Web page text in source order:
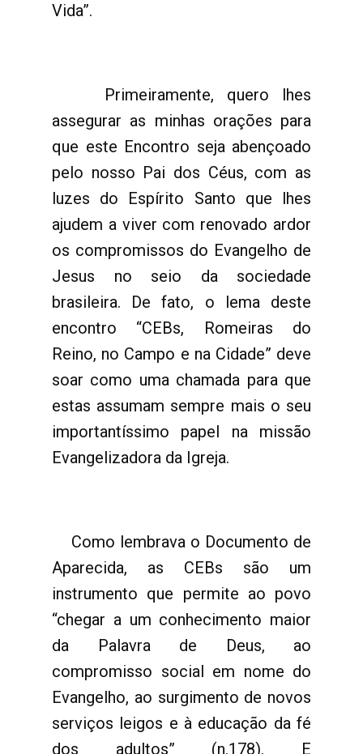
Vida”.
Primeiramente, quero lhes
assegurar as minhas orações para
que este Encontro seja abençoado
pelo nosso Pai dos Céus, com as
luzes do Espírito Santo que lhes
ajudem a viver com renovado ardor
os compromissos do Evangelho de
Jesus no seio da sociedade
brasileira. De fato, o lema deste
encontro “CEBs, Romeiras do
Reino, no Campo e na Cidade” deve
soar como uma chamada para que
estas assumam sempre mais o seu
importantíssimo papel na missão
Evangelizadora da Igreja.
Como lembrava o Documento de
Aparecida, as CEBs são um
instrumento que permite ao povo
“chegar a um conhecimento maior
da Palavra de Deus, ao
compromisso social em nome do
Evangelho, ao surgimento de novos
serviços leigos e à educação da fé
dos adultos” (n.178). E